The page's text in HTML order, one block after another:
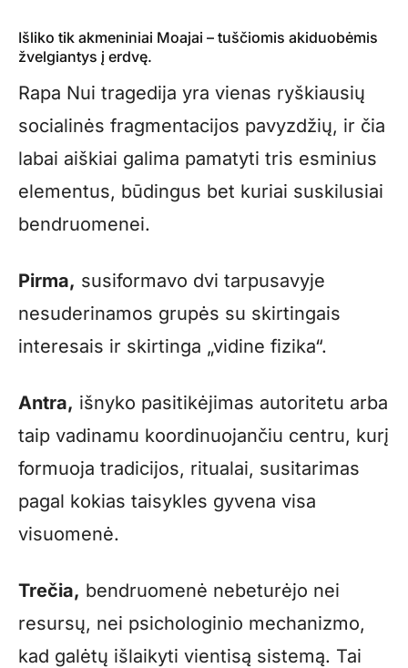
Išliko tik akmeniniai Moajai – tuščiomis akiduobėmis
žvelgiantys į erdvę.
Rapa Nui tragedija yra vienas ryškiausių
socialinės fragmentacijos pavyzdžių, ir čia
labai aiškiai galima pamatyti tris esminius
elementus, būdingus bet kuriai suskilusiai
bendruomenei.
Pirma, susiformavo dvi tarpusavyje
nesuderinamos grupės su skirtingais
interesais ir skirtinga „vidine fizika“.
Antra, išnyko pasitikėjimas autoritetu arba
taip vadinamu koordinuojančiu centru, kurį
formuoja tradicijos, ritualai, susitarimas
pagal kokias taisykles gyvena visa
visuomenė.
Trečia, bendruomenė nebeturėjo nei
resursų, nei psichologinio mechanizmo,
kad galėtų išlaikyti vientisą sistemą. Tai